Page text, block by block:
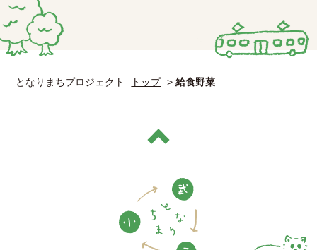
となりまちプロジェクト トップ >給食野菜